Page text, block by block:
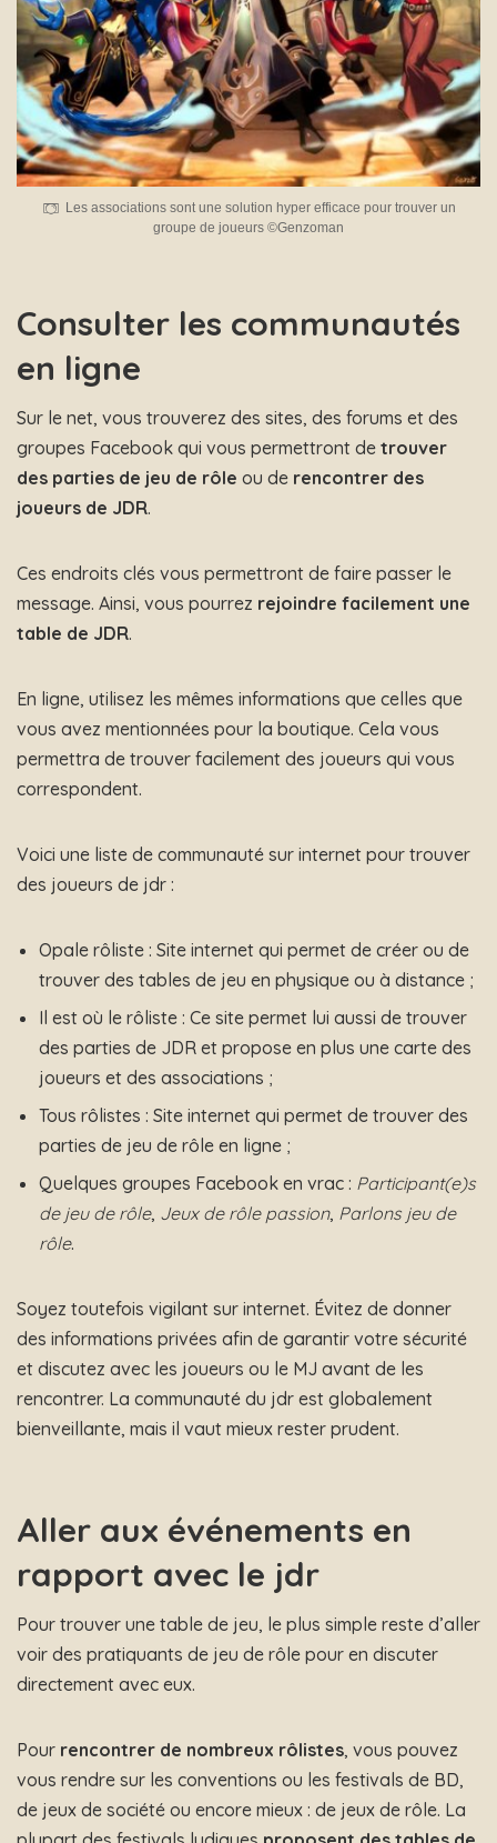
Les associations sont une solution hyper efficace pour trouver un
groupe de joueurs ©Genzoman
Consulter les communautés
en ligne
Sur le net, vous trouverez des sites, des forums et des
groupes Facebook qui vous permettront de trouver
des parties de jeu de rôle ou de rencontrer des
joueurs de JDR.
Ces endroits clés vous permettront de faire passer le
message. Ainsi, vous pourrez rejoindre facilement une
table de JDR.
En ligne, utilisez les mêmes informations que celles que
vous avez mentionnées pour la boutique. Cela vous
permettra de trouver facilement des joueurs qui vous
correspondent.
Voici une liste de communauté sur internet pour trouver
des joueurs de jdr :
Opale rôliste : Site internet qui permet de créer ou de
trouver des tables de jeu en physique ou à distance ;
Il est où le rôliste : Ce site permet lui aussi de trouver
des parties de JDR et propose en plus une carte des
joueurs et des associations ;
Tous rôlistes : Site internet qui permet de trouver des
parties de jeu de rôle en ligne ;
Quelques groupes Facebook en vrac : Participant(e)s
de jeu de rôle, Jeux de rôle passion, Parlons jeu de
rôle.
Soyez toutefois vigilant sur internet. Évitez de donner
des informations privées afin de garantir votre sécurité
et discutez avec les joueurs ou le MJ avant de les
rencontrer. La communauté du jdr est globalement
bienveillante, mais il vaut mieux rester prudent.
Aller aux événements en
rapport avec le jdr
Pour trouver une table de jeu, le plus simple reste d’aller
voir des pratiquants de jeu de rôle pour en discuter
directement avec eux.
Pour rencontrer de nombreux rôlistes, vous pouvez
vous rendre sur les conventions ou les festivals de BD,
de jeux de société ou encore mieux : de jeux de rôle. La